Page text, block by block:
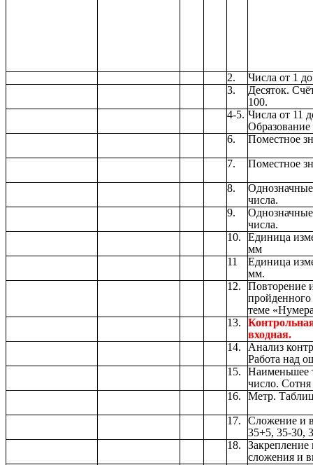
2.
Числа от 1
3.
Десяток.
100.
4-5. Числа от 11
Образование
6.
Поместное
7. Поместное
8.
числа.
9.
числа.
10.
Единица
мм
11
Единица
мм.
12.
Повторение
теме
13.
входная.
14.
Анализ
Работа над
15.
Наименьшее
число. Сотня
16.
Метр.
17.
Сложение и
35+5, 35-30,
18.
сложения и